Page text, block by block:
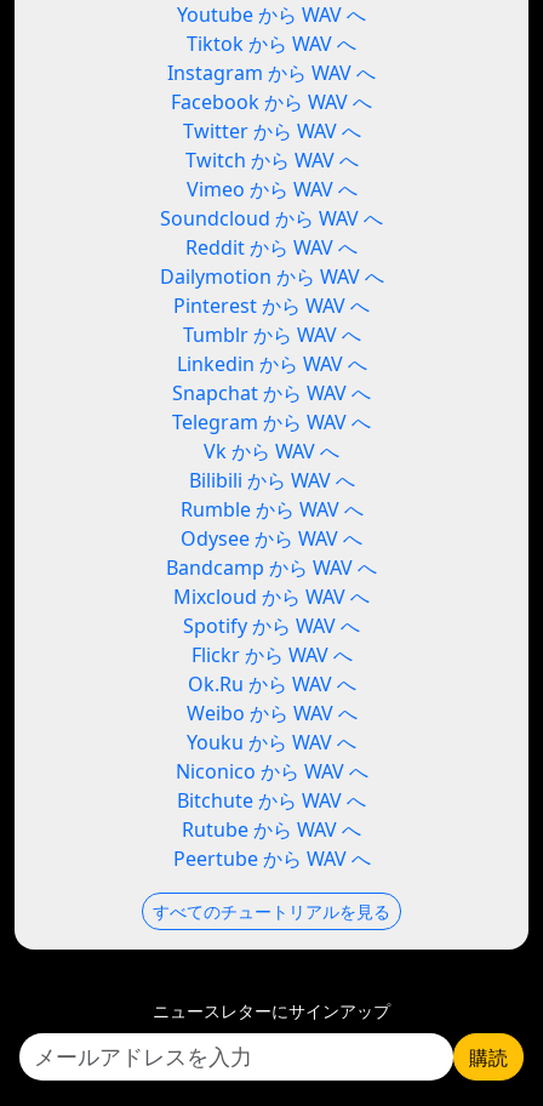
Youtube から WAV へ
Tiktok から WAV へ
Instagram から WAV へ
Facebook から WAV へ
Twitter から WAV へ
Twitch から WAV へ
Vimeo から WAV へ
Soundcloud から WAV へ
Reddit から WAV へ
Dailymotion から WAV へ
Pinterest から WAV へ
Tumblr から WAV へ
Linkedin から WAV へ
Snapchat から WAV へ
Telegram から WAV へ
Vk から WAV へ
Bilibili から WAV へ
Rumble から WAV へ
Odysee から WAV へ
Bandcamp から WAV へ
Mixcloud から WAV へ
Spotify から WAV へ
Flickr から WAV へ
Ok.Ru から WAV へ
Weibo から WAV へ
Youku から WAV へ
Niconico から WAV へ
Bitchute から WAV へ
Rutube から WAV へ
Peertube から WAV へ
すべてのチュートリアルを見る
ニュースレターにサインアップ
購読